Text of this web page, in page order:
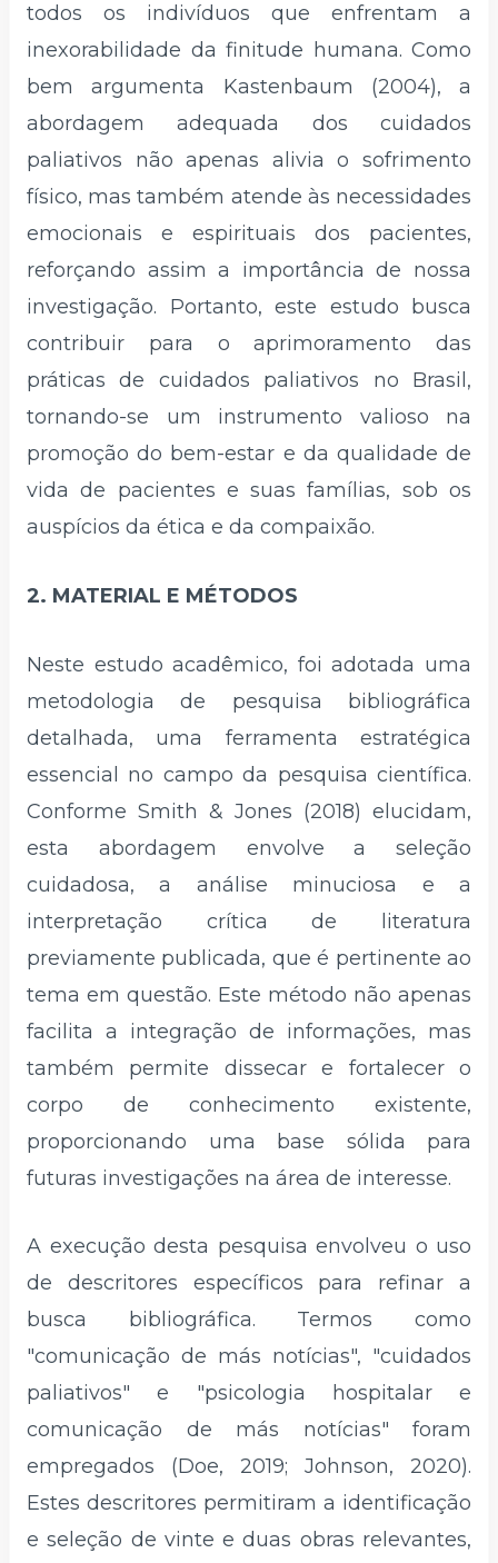
todos os indivíduos que enfrentam a
inexorabilidade da finitude humana. Como
bem argumenta Kastenbaum (2004), a
abordagem adequada dos cuidados
paliativos não apenas alivia o sofrimento
físico, mas também atende às necessidades
emocionais e espirituais dos pacientes,
reforçando assim a importância de nossa
investigação. Portanto, este estudo busca
contribuir para o aprimoramento das
práticas de cuidados paliativos no Brasil,
tornando-se um instrumento valioso na
promoção do bem-estar e da qualidade de
vida de pacientes e suas famílias, sob os
auspícios da ética e da compaixão.
2. MATERIAL E MÉTODOS
Neste estudo acadêmico, foi adotada uma
metodologia de pesquisa bibliográfica
detalhada, uma ferramenta estratégica
essencial no campo da pesquisa científica.
Conforme Smith & Jones (2018) elucidam,
esta abordagem envolve a seleção
cuidadosa, a análise minuciosa e a
interpretação crítica de literatura
previamente publicada, que é pertinente ao
tema em questão. Este método não apenas
facilita a integração de informações, mas
também permite dissecar e fortalecer o
corpo de conhecimento existente,
proporcionando uma base sólida para
futuras investigações na área de interesse.
A execução desta pesquisa envolveu o uso
de descritores específicos para refinar a
busca bibliográfica. Termos como
"comunicação de más notícias", "cuidados
paliativos" e "psicologia hospitalar e
comunicação de más notícias" foram
empregados (Doe, 2019; Johnson, 2020).
Estes descritores permitiram a identificação
e seleção de vinte e duas obras relevantes,